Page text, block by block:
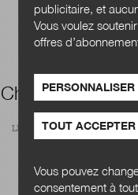
Charles
LÉGIBASE COLLECTIVITÉS
publicitaire, et
Vous voulez
offres
TOUT ACCEPTER
Vous pouvez
consentement à